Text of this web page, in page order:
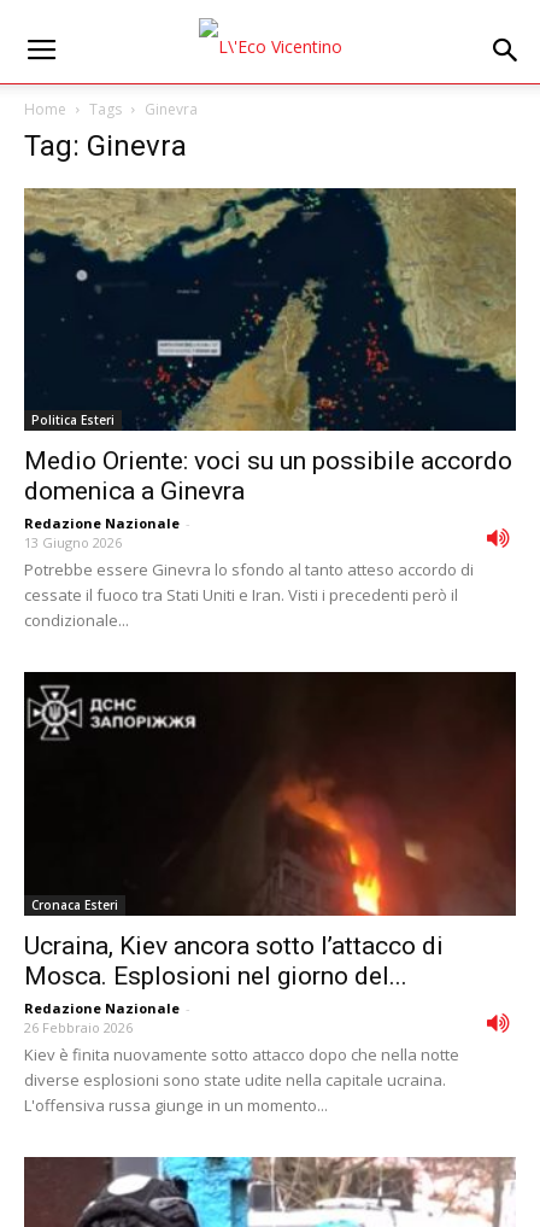
Home Tags Ginevra
Tag: Ginevra
Politica Esteri
Medio Oriente: voci su un possibile accordo
domenica a Ginevra
Redazione Nazionale -
13 Giugno 2026
Potrebbe essere Ginevra lo sfondo al tanto atteso accordo di
cessate il fuoco tra Stati Uniti e Iran. Visti i precedenti però il
condizionale...
Cronaca Esteri
Ucraina, Kiev ancora sotto l’attacco di
Mosca. Esplosioni nel giorno del...
Redazione Nazionale -
26 Febbraio 2026
Kiev è finita nuovamente sotto attacco dopo che nella notte
diverse esplosioni sono state udite nella capitale ucraina.
L'offensiva russa giunge in un momento...